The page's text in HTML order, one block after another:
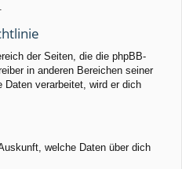
der Seiten, die die phpBB-
in anderen Bereichen seiner
Daten verarbeitet, wird er dich
welche Daten über dich